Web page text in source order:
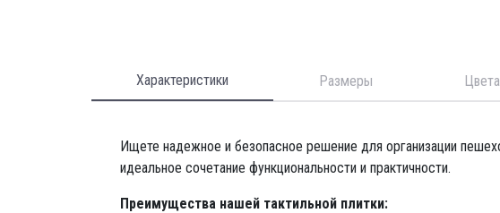
Характеристики Размеры Цвета
Ищете надежное и безопасное решение для организации
идеальное сочетание функциональности и практичности.
Преимущества нашей тактильной плитки: